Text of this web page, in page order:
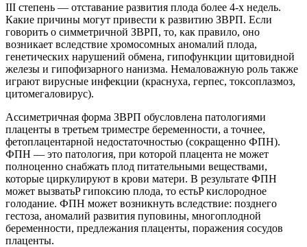
III степень — отставание развития плода более 4-х недель.
Какие причины могут привести к развитию ЗВРП. Если
говорить о симметричной ЗВРП, то, как правило, оно
возникает вследствие хромосомных аномалий плода,
генетических нарушений обмена, гипофункции щитовидной
железы и гипофизарного нанизма. Немаловажную роль также
играют вирусные инфекции (краснуха, герпес, токсоплазмоз,
цитомегаловирус).
Ассиметричная форма ЗВРП обусловлена патологиями
плаценты в третьем триместре беременности, а точнее,
фетоплацентарной недостаточностью (сокращенно ФПН).
ФПН — это патология, при которой плацента не может
полноценно снабжать плод питательными веществами,
которые циркулируют в крови матери. В результате ФПН
может вызватьP гипоксию плода, то естьP кислородное
голодание. ФПН может возникнуть вследствие: позднего
гестоза, аномалий развития пуповины, многоплодной
беременности, предлежания плаценты, поражения сосудов
плаценты.